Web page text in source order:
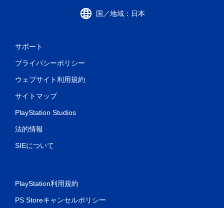
国／地域：日本
サポート
プライバシーポリシー
ウェブサイト利用規約
サイトマップ
PlayStation Studios
法的情報
SIEについて
PlayStation利用規約
PS Storeキャンセルポリシー